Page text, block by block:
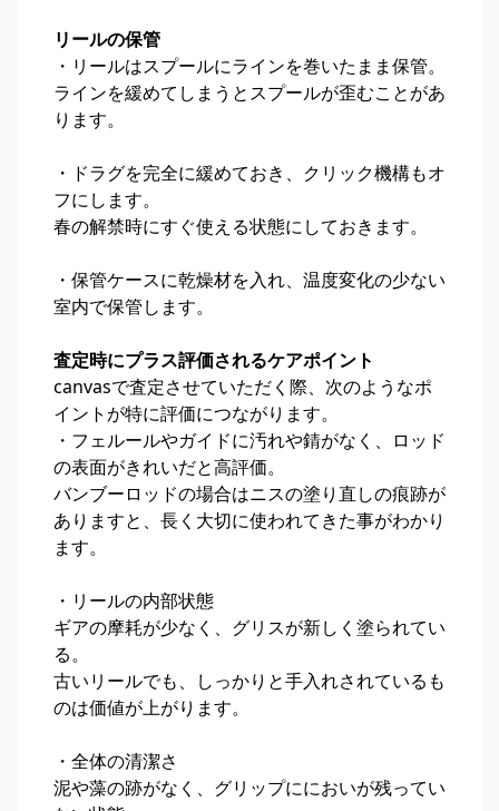
リールの保管
・リールはスプールにラインを巻いたまま保管。
ラインを緩めてしまうとスプールが歪むことがあ
ります。
・ドラグを完全に緩めておき、クリック機構もオ
フにします。
春の解禁時にすぐ使える状態にしておきます。
・保管ケースに乾燥材を入れ、温度変化の少ない
室内で保管します。
査定時にプラス評価されるケアポイント
canvasで査定させていただく際、次のようなポ
イントが特に評価につながります。
・フェルールやガイドに汚れや錆がなく、ロッド
の表面がきれいだと高評価。
バンブーロッドの場合はニスの塗り直しの痕跡が
ありますと、長く大切に使われてきた事がわかり
ます。
・リールの内部状態
ギアの摩耗が少なく、グリスが新しく塗られてい
る。
古いリールでも、しっかりと手入れされているも
のは価値が上がります。
・全体の清潔さ
泥や藻の跡がなく、グリップににおいが残ってい